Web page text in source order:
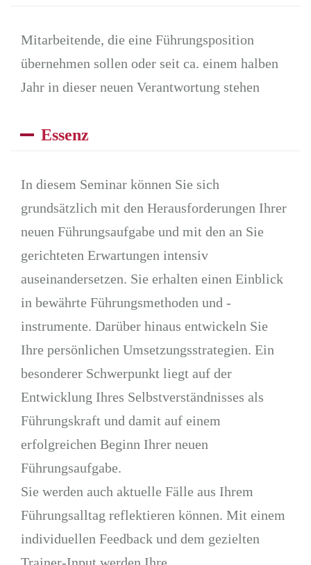
Mitarbeitende, die eine Führungsposition
übernehmen sollen oder seit ca. einem halben
Jahr in dieser neuen Verantwortung stehen
Essenz
In diesem Seminar können Sie sich
grundsätzlich mit den Herausforderungen Ihrer
neuen Führungsaufgabe und mit den an Sie
gerichteten Erwartungen intensiv
auseinandersetzen. Sie erhalten einen Einblick
in bewährte Führungsmethoden und -
instrumente. Darüber hinaus entwickeln Sie
Ihre persönlichen Umsetzungsstrategien. Ein
besonderer Schwerpunkt liegt auf der
Entwicklung Ihres Selbstverständnisses als
Führungskraft und damit auf einem
erfolgreichen Beginn Ihrer neuen
Führungsaufgabe.
Sie werden auch aktuelle Fälle aus Ihrem
Führungsalltag reflektieren können. Mit einem
individuellen Feedback und dem gezielten